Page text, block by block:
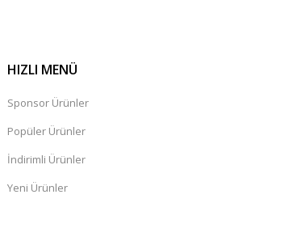
HIZLI MENÜ
Sponsor Ürünler
Popüler Ürünler
İndirimli Ürünler
Yeni Ürünler